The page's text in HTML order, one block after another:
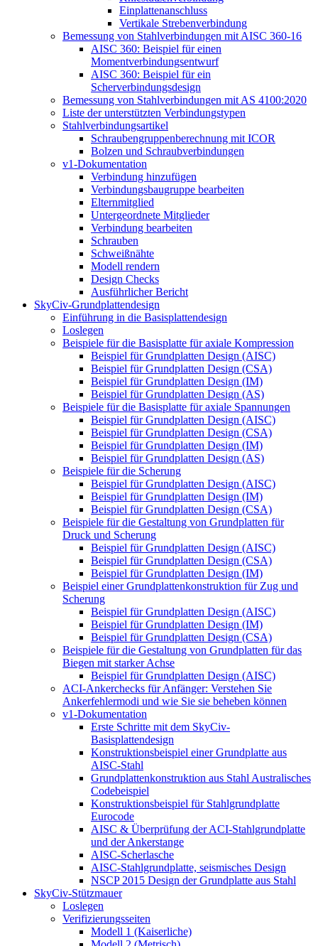
Einplattenanschluss
Vertikale Strebenverbindung
Bemessung von Stahlverbindungen mit AISC 360-16
AISC 360: Beispiel für einen
Momentverbindungsentwurf
AISC 360: Beispiel für ein
Scherverbindungsdesign
Bemessung von Stahlverbindungen mit AS 4100:2020
Liste der unterstützten Verbindungstypen
Stahlverbindungsartikel
Schraubengruppenberechnung mit ICOR
Bolzen und Schraubverbindungen
v1-Dokumentation
Verbindung hinzufügen
Verbindungsbaugruppe bearbeiten
Elternmitglied
Untergeordnete Mitglieder
Verbindung bearbeiten
Schrauben
Schweißnähte
Modell rendern
Design Checks
Ausführlicher Bericht
SkyCiv-Grundplattendesign
Einführung in die Basisplattendesign
Loslegen
Beispiele für die Basisplatte für axiale Kompression
Beispiel für Grundplatten Design (AISC)
Beispiel für Grundplatten Design (CSA)
Beispiel für Grundplatten Design (IM)
Beispiel für Grundplatten Design (AS)
Beispiele für die Basisplatte für axiale Spannungen
Beispiel für Grundplatten Design (AISC)
Beispiel für Grundplatten Design (CSA)
Beispiel für Grundplatten Design (IM)
Beispiel für Grundplatten Design (AS)
Beispiele für die Scherung
Beispiel für Grundplatten Design (AISC)
Beispiel für Grundplatten Design (IM)
Beispiel für Grundplatten Design (CSA)
Beispiele für die Gestaltung von Grundplatten für
Druck und Scherung
Beispiel für Grundplatten Design (AISC)
Beispiel für Grundplatten Design (CSA)
Beispiel für Grundplatten Design (IM)
Beispiel einer Grundplattenkonstruktion für Zug und
Scherung
Beispiel für Grundplatten Design (AISC)
Beispiel für Grundplatten Design (IM)
Beispiel für Grundplatten Design (CSA)
Beispiele für die Gestaltung von Grundplatten für das
Biegen mit starker Achse
Beispiel für Grundplatten Design (AISC)
ACI-Ankerchecks für Anfänger: Verstehen Sie
Ankerfehlermodi und wie Sie sie beheben können
v1-Dokumentation
Erste Schritte mit dem SkyCiv-
Basisplattendesign
Konstruktionsbeispiel einer Grundplatte aus
AISC-Stahl
Grundplattenkonstruktion aus Stahl Australisches
Codebeispiel
Konstruktionsbeispiel für Stahlgrundplatte
Eurocode
AISC & Überprüfung der ACI-Stahlgrundplatte
und der Ankerstange
AISC-Scherlasche
AISC-Stahlgrundplatte, seismisches Design
NSCP 2015 Design der Grundplatte aus Stahl
SkyCiv-Stützmauer
Loslegen
Verifizierungsseiten
Modell 1 (Kaiserliche)